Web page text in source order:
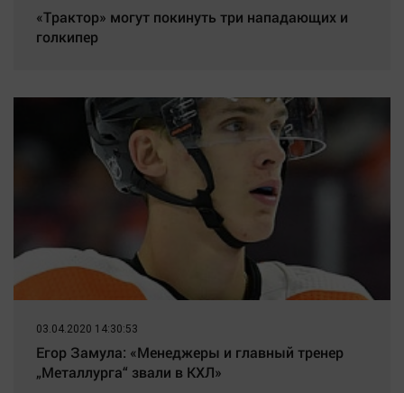
«Трактор» могут покинуть три нападающих и
голкипер
03.04.2020 14:30:53
Егор Замула: «Менеджеры и главный тренер
„Металлурга“ звали в КХЛ»